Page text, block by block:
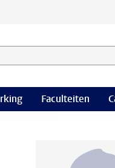
categorie
Faculteiten